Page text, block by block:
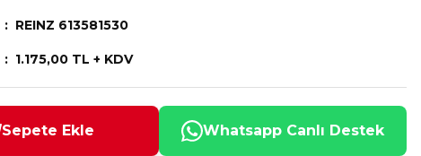
REINZ 613581530
1.175,00 TL + KDV
Sepete Ekle Whatsapp Canlı Destek